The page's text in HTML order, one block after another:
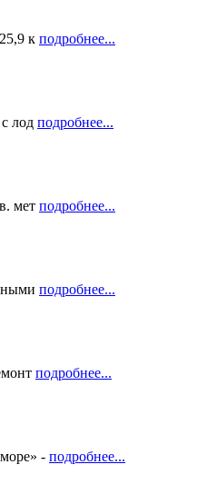
к подробнее...
лод подробнее...
мет подробнее...
подробнее...
подробнее...
- подробнее...